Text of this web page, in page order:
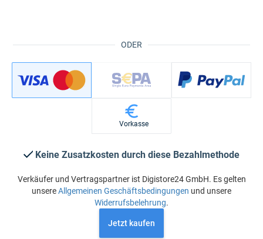
ODER
Vorkasse
Keine Zusatzkosten durch diese Bezahlmethode
Verkäufer und Vertragspartner ist Digistore24 GmbH. Es gelten
unsereAllgemeinen Geschäftsbedingungen und unsere
Widerrufsbelehrung.
Jetzt kaufen